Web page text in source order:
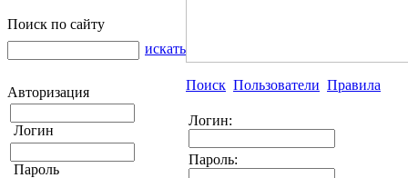
Поиск по сайту
искать
Авторизация
Логин
Пароль
Поиск Пользователи Правила
Логин:
Пароль: